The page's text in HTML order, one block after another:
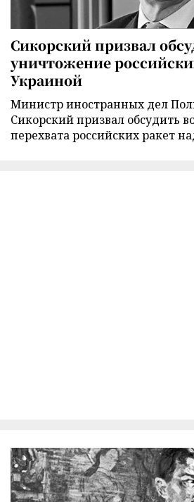
Сикорский призвал
уничтожение
Украиной
Министр иностранных дел
Сикорский призвал обсудить
перехвата российских ракет